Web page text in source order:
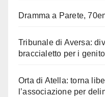
Dramma a Parete,
Tribunale di Aversa:
braccialetto per i
Orta di Atella: torna
l’associazione per